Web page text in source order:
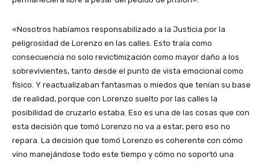
«Nosotros habíamos responsabilizado a la Justicia por la
peligrosidad de Lorenzo en las calles. Esto traía como
consecuencia no solo revictimización como mayor daño a los
sobrevivientes, tanto desde el punto de vista emocional como
físico. Y reactualizaban fantasmas o miedos que tenían su base
de realidad, porque con Lorenzo suelto por las calles la
posibilidad de cruzarlo estaba. Eso es una de las cosas que con
esta decisión que tomó Lorenzo no va a estar, pero eso no
repara. La decisión que tomó Lorenzo es coherente con cómo
vino manejándose todo este tiempo y cómo no soportó una